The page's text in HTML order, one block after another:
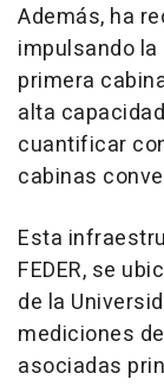
Además, ha
impulsando
primera
alta
cuantificar
cabinas
Esta
FEDER, se
de la
mediciones
asociadas